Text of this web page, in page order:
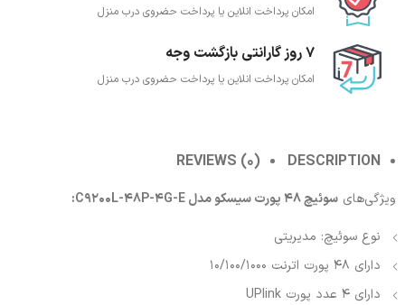
امکان پرداخت انلاین یا پرداخت حضروی درب منزل
7 روز گارانتی بازگشت وجه
امکان پرداخت انلاین یا پرداخت حضروی درب منزل
DESCRIPTION
REVIEWS (0)
ویژگی‌های سوئیچ 48 پورت سیسکو مدل C9200L-48P-4G-E:
نوع سوئیچ: مدیریتی
دارای 48 پورت اترنت 10/100/1000
دارای 4 عدد پورت UPlink